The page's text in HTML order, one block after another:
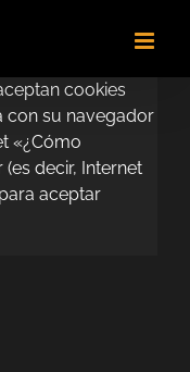
cookies
con su navegador
«¿Cómo
decir, Internet
aceptar